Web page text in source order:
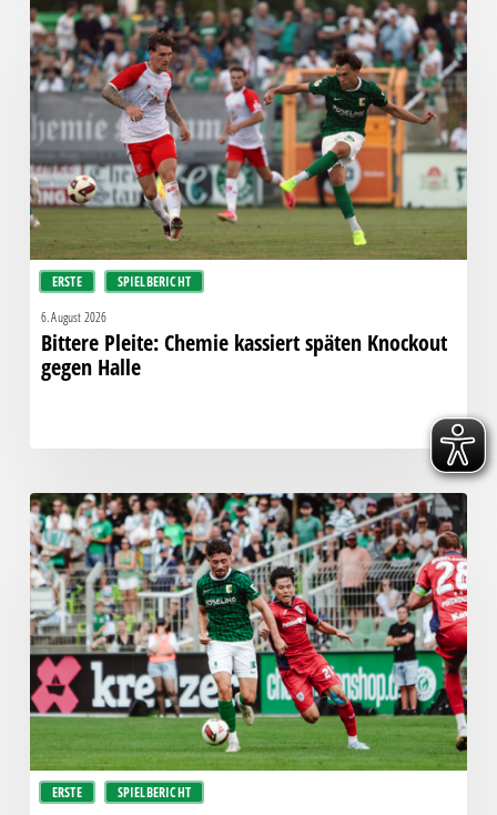
ERSTE SPIELBERICHT
Pleite:
Chemie
kassiert
späten
Knockout
gegen
Halle
6. August 2026
Bittere Pleite: Chemie kassiert späten Knockout
gegen Halle
ERSTE SPIELBERICHT
“Einer
für
alle,
alle
für
einen!”
–
Chemie
empfängt
den
Halleschen
FC